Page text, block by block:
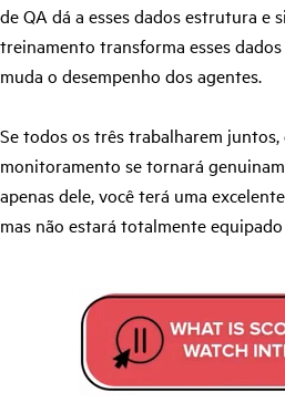
de QA dá a esses dados estrutura e
treinamento transforma esses
muda o desempenho dos agentes.
Se todos os três trabalharem
monitoramento se tornará
apenas dele, você terá uma
mas não estará totalmente